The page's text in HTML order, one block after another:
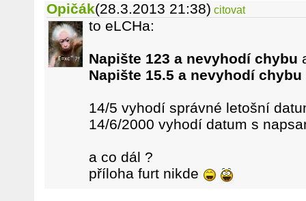
Opičák(28.3.2013 21:38) citovat
to eLCHa:
Napište 123 a nevyhodí chybu
Napište 15.5 a nevyhodí chybu
14/5 vyhodí správné letošní
14/6/2000 vyhodí datum s
a co dál ?
příloha furt nikde